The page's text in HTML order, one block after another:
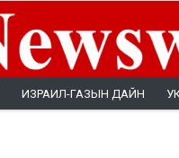
ИЗРАИЛ-ГАЗЫН ДАЙН